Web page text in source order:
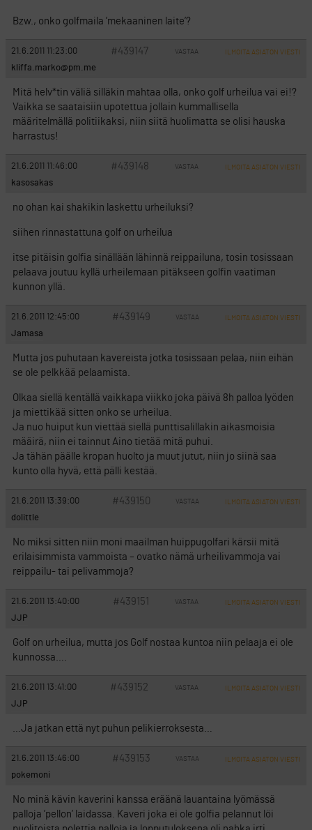
Bzw., onko golfmaila ’mekaaninen laite’?
21.6.2011 11:23:00 #439147 VASTAA ILMOITA ASIATON VIESTI
kliffa.marko@pm.me
Mitä helv*tin väliä silläkin mahtaa olla, onko golf urheilua vai ei!?
Vaikka se saataisiin upotettua jollain kummallisella
määritelmällä politiikaksi, niin siitä huolimatta se olisi hauska
harrastus!
21.6.2011 11:46:00 #439148 VASTAA ILMOITA ASIATON VIESTI
kasosakas
no ohan kai shakikin laskettu urheiluksi?
siihen rinnastattuna golf on urheilua
itse pitäisin golfia sinällään lähinnä reippailuna, tosin tosissaan
pelaava joutuu kyllä urheilemaan pitäkseen golfin vaatiman
kunnon yllä.
21.6.2011 12:45:00 #439149 VASTAA ILMOITA ASIATON VIESTI
Jamasa
Mutta jos puhutaan kavereista jotka tosissaan pelaa, niin eihän
se ole pelkkää pelaamista.
Olkaa siellä kentällä vaikkapa viikko joka päivä 8h palloa lyöden
ja miettikää sitten onko se urheilua.
Ja nuo huiput kun viettää siellä punttisalillakin aikasmoisia
määirä, niin ei tainnut Aino tietää mitä puhui.
Ja tähän päälle kropan huolto ja muut jutut, niin jo siinä saa
kunto olla hyvä, että pälli kestää.
21.6.2011 13:39:00 #439150 VASTAA ILMOITA ASIATON VIESTI
dolittle
No miksi sitten niin moni maailman huippugolfari kärsii mitä
erilaisimmista vammoista – ovatko nämä urheilivammoja vai
reippailu- tai pelivammoja?
21.6.2011 13:40:00 #439151 VASTAA ILMOITA ASIATON VIESTI
JJP
Golf on urheilua, mutta jos Golf nostaa kuntoa niin pelaaja ei ole
kunnossa….
21.6.2011 13:41:00 #439152 VASTAA ILMOITA ASIATON VIESTI
JJP
…Ja jatkan että nyt puhun pelikierroksesta…
21.6.2011 13:46:00 #439153 VASTAA ILMOITA ASIATON VIESTI
pokemoni
No minä kävin kaverini kanssa eräänä lauantaina lyömässä
palloja ’pellon’ laidassa. Kaveri joka ei ole golfia pelannut löi